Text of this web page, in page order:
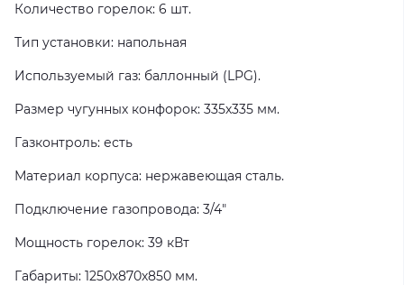
Количество горелок: 6 шт.
Тип установки: напольная
Используемый газ: баллонный (LPG).
Размер чугунных конфорок: 335х335 мм.
Газконтроль: есть
Материал корпуса: нержавеющая сталь.
Подключение газопровода: 3/4"
Мощность горелок: 39 кВт
Габариты: 1250х870х850 мм.